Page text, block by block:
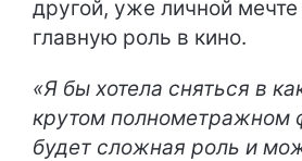
другой, уже личной
главную роль в кино.
«Я бы хотела сняться в
крутом полнометражном
будет сложная роль и